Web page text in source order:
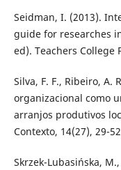
Seidman, I. (2013).
guide for researches
ed). Teachers College
Silva, F. F., Ribeiro, A.
organizacional como
arranjos produtivos
Contexto, 14(27), 29-
Skrzek-Lubasińska,